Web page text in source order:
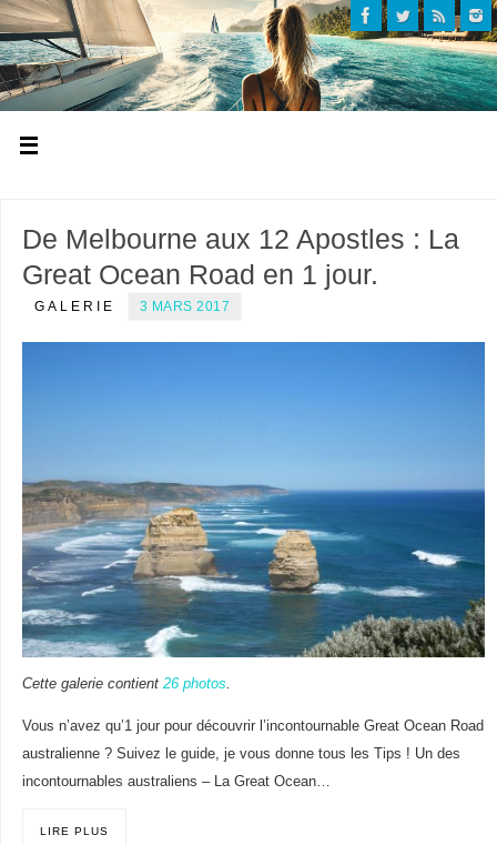
De Melbourne aux 12 Apostles : La
Great Ocean Road en 1 jour.
GALERIE 3 MARS 2017
Cette galerie contient 26 photos
Vous n’avez qu’1 jour pour découvrir l’incontournable Great Ocean Road
australienne ? Suivez le guide, je vous donne tous les Tips ! Un des
incontournables australiens – La Great Ocean…
LIRE PLUS